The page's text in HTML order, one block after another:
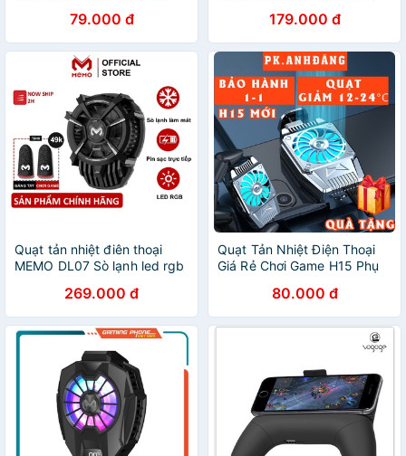
FL07 chơi game mobile
PUBG FF Liên Quân
79.000 đ
làm mát lốc xoáy chơi game
PUBG FF Freefire
179.000 đ
Quạt tản nhiệt điên thoại
MEMO DL07 Sò lạnh led rgb
ồn chơi game pubg ff liên
quân mobile
269.000 đ
Quạt Tản Nhiệt Điện Thoại
Giá Rẻ Chơi Game H15 Phụ
80.000 đ